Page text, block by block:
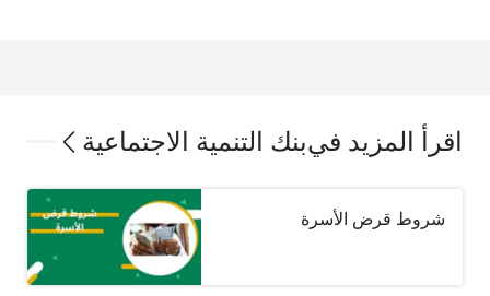
اقرأ المزيد فيبنك التنمية الاجتماعية
شروط قرض الأسرة